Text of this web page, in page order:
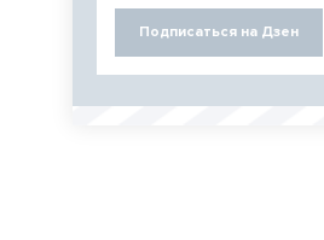
Подписаться на Дзен